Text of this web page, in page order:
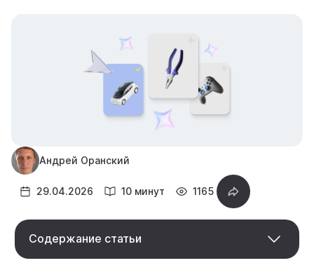
Андрей Оранский
29.04.2026 10 минут 1165
Содержание статьи